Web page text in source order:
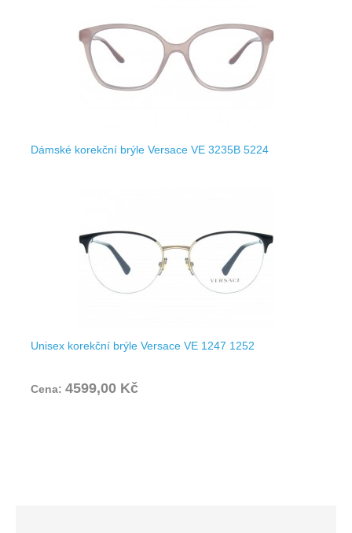
Dámské korekční brýle Versace VE 3235B 5224
Unisex korekční brýle Versace VE 1247 1252
Cena: 4599,00 Kč